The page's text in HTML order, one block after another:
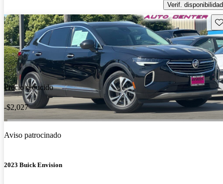
Verif. disponibilidad
Precio reducido
-$2,027
Aviso patrocinado
2023 Buick Envision